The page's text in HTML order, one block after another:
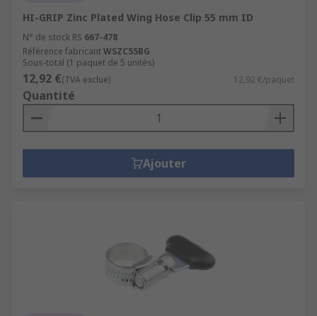
HI-GRIP Zinc Plated Wing Hose Clip 55 mm ID
N° de stock RS 667-478
Référence fabricantWSZC55BG
Sous-total (1 paquet de 5 unités)
12,92 €(TVA exclue) 12,92 €/paquet
Quantité
Ajouter